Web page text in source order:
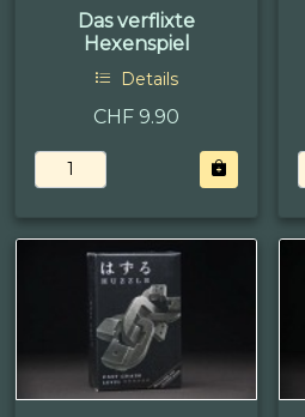
Das verflixte
Hexenspiel
Details
CHF 9.90